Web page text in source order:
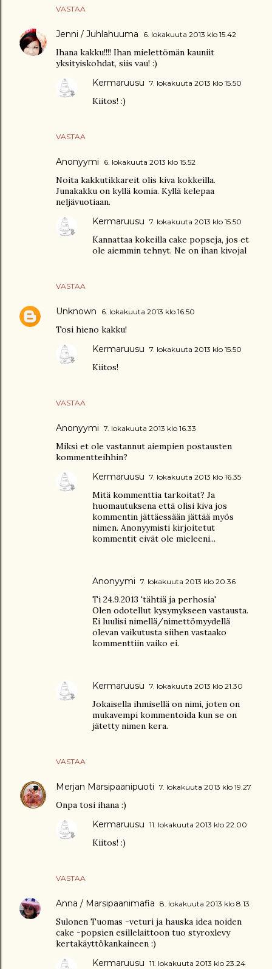
VASTAA
Jenni / Juhlahuuma 6. lokakuuta 2013 klo 15.42
Ihana kakku!!!! Ihan mielettömän kauniit
yksityiskohdat, siis vau! :)
VASTAA
Kermaruusu 7. lokakuuta 2013 klo 15.50
Kiitos! :)
Anonyymi 6. lokakuuta 2013 klo 15.52
Noita kakkutikkareit olis kiva kokkeilla.
Junakakku on kyllä komia. Kyllä kelepaa
neljävuotiaan.
VASTAA
Kermaruusu 7. lokakuuta 2013 klo 15.50
Kannattaa kokeilla cake popseja, jos et
ole aiemmin tehnyt. Ne on ihan kivojal
Unknown 6. lokakuuta 2013 klo 16.50
Tosi hieno kakku!
VASTAA
Kermaruusu 7. lokakuuta 2013 klo 15.50
Kiitos!
Anonyymi 7. lokakuuta 2013 klo 16.33
Miksi et ole vastannut aiempien postausten
kommentteihhin?
VASTAA
Kermaruusu 7. lokakuuta 2013 klo 16.35
Mitä kommenttia tarkoitat? Ja
huomautuksena että olisi kiva jos
kommentin jättäessään jättää myös
nimen. Anonyymisti kirjoitetut
kommentit eivät ole mieleeni...
Anonyymi 7. lokakuuta 2013 klo 20.36
Ti 24.9.2013 'tähtiä ja perhosia'
Olen odotellut kysymykseen vastausta.
Ei luulisi nimellä/nimettömyydellä
olevan vaikutusta siihen vastaako
kommenttiin vaiko ei.
Kermaruusu 7. lokakuuta 2013 klo 21.30
Jokaisella ihmisellä on nimi, joten on
mukavempi kommentoida kun se on
jätetty nimen kera.
Merjan Marsipaanipuoti 7. lokakuuta 2013 klo 19.27
Onpa tosi ihana :)
VASTAA
Kermaruusu 11. lokakuuta 2013 klo 22.00
Kiitos! :)
Anna / Marsipaanimafia 8. lokakuuta 2013 klo 8.13
Sulonen Tuomas -veturi ja hauska idea noiden
cake -popsien esillelaittoon tuo styroxlevy
kertakäyttökankaineen :)
Kermaruusu 11. lokakuuta 2013 klo 23.24